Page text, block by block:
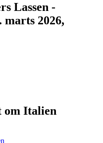
Lassen -
2026,
om Italien